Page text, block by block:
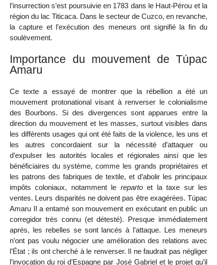
l’insurrection s’est poursuivie en 1783 dans le Haut-Pérou et la
région du lac Titicaca. Dans le secteur de Cuzco, en revanche,
la capture et l’exécution des meneurs ont signifié la fin du
soulèvement.
Importance du mouvement de Túpac
Amaru
Ce texte a essayé de montrer que la rébellion a été un
mouvement protonational visant à renverser le colonialisme
des Bourbons. Si des divergences sont apparues entre la
direction du mouvement et les masses, surtout visibles dans
les différents usages qui ont été faits de la violence, les uns et
les autres concordaient sur la nécessité d’attaquer ou
d’expulser les autorités locales et régionales ainsi que les
bénéficiaires du système, comme les grands propriétaires et
les patrons des fabriques de textile, et d’abolir les principaux
impôts coloniaux, notamment le repartoet la taxe sur les
ventes. Leurs disparités ne doivent pas être exagérées. Túpac
Amaru II a entamé son mouvement en exécutant en public un
corregidor très connu (et détesté). Presque immédiatement
après, les rebelles se sont lancés à l’attaque. Les meneurs
n’ont pas voulu négocier une amélioration des relations avec
l’État ; ils ont cherché à le renverser. Il ne faudrait pas négliger
l’invocation du roi d’Espagne par José Gabriel et le projet qu’il